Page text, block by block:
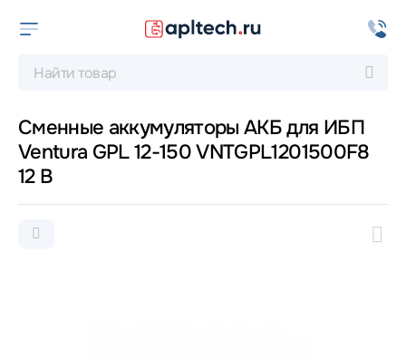
Сменные аккумуляторы АКБ для ИБП
Ventura GPL 12-150 VNTGPL1201500F8
12 В